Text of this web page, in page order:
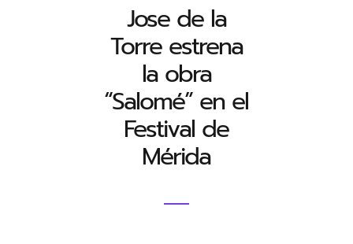
Jose de la
Torre estrena
la obra
“Salomé” en el
Festival de
Mérida